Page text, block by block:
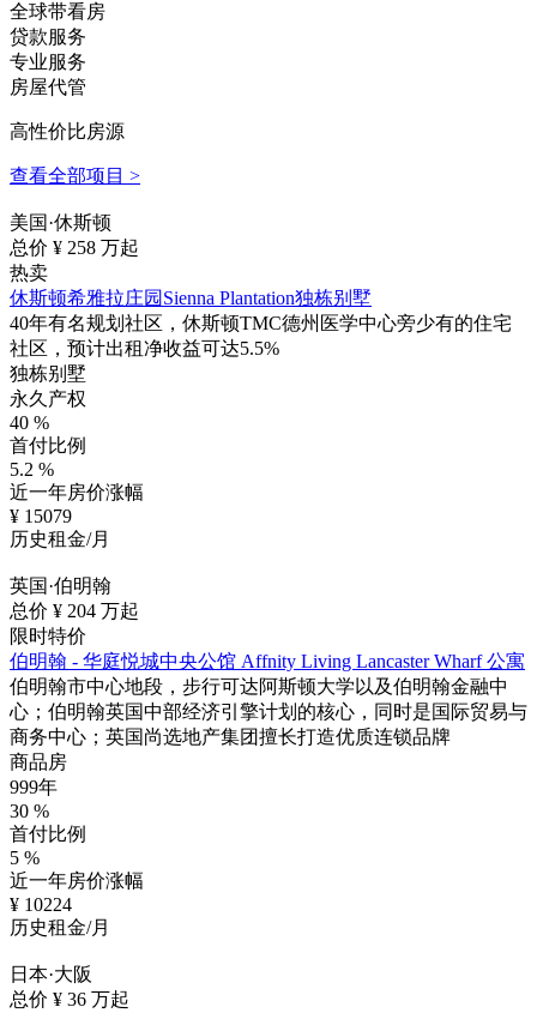
全球带看房
贷款服务
专业服务
房屋代管
高性价比房源
查看全部项目 >
美国·休斯顿
总价 ¥ 258 万起
热卖
休斯顿希雅拉庄园Sienna Plantation独栋别墅
40年有名规划社区，休斯顿TMC德州医学中心旁少有的住宅
社区，预计出租净收益可达5.5%
独栋别墅
永久产权
40 %
首付比例
5.2 %
近一年房价涨幅
¥ 15079
历史租金/月
英国·伯明翰
总价 ¥ 204 万起
限时特价
伯明翰 - 华庭悦城中央公馆 Affnity Living Lancaster Wharf 公寓
伯明翰市中心地段，步行可达阿斯顿大学以及伯明翰金融中
心；伯明翰英国中部经济引擎计划的核心，同时是国际贸易与
商务中心；英国尚选地产集团擅长打造优质连锁品牌
商品房
999年
30 %
首付比例
5 %
近一年房价涨幅
¥ 10224
历史租金/月
日本·大阪
总价 ¥ 36 万起